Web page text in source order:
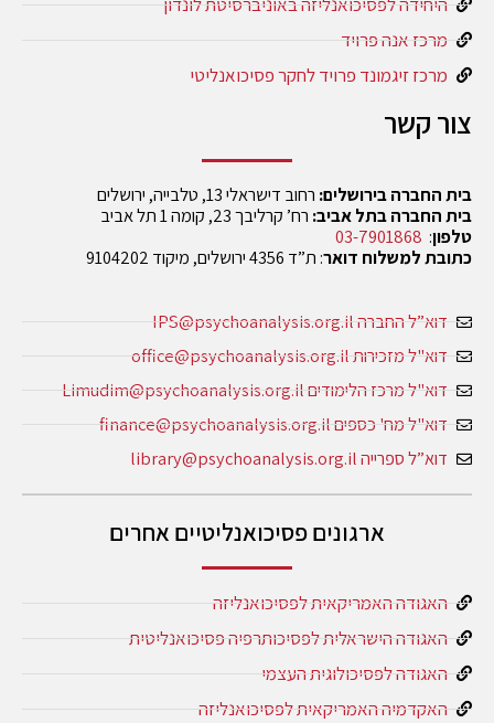
מרכז אנה פרויד
מרכז זיגמונד פרויד לחקר פסיכואנליטי
צור קשר
בית החברה בירושלים: רחוב דישראלי 13, טלבייה, ירושלים
בית החברה בתל אביב: רח’ קרליבך 23, קומה 1 תל אביב
טלפון:
03-7901868
כתובת למשלוח דואר: ת”ד 4356 ירושלים, מיקוד 9104202
דוא”ל החברה IPS@psychoanalysis.org.il
דוא"ל מזכירות office@psychoanalysis.org.il
דוא"ל מרכז הלימודים Limudim@psychoanalysis.org.il
דוא"ל מח' כספים finance@psychoanalysis.org.il
דוא”ל ספרייה library@psychoanalysis.org.il
ארגונים פסיכואנליטיים אחרים
האגודה האמריקאית לפסיכואנליזה
האגודה הישראלית לפסיכותרפיה פסיכואנליטית
האגודה לפסיכולוגית העצמי
האקדמיה האמריקאית לפסיכואנליזה